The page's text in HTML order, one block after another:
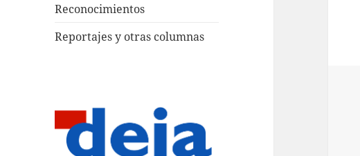
Reconocimientos
Reportajes y otras columnas